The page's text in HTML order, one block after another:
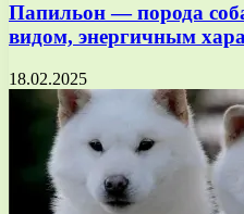
Папильон — порода
видом, энергичным
18.02.2025